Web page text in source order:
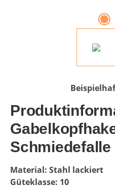
Schmiedefalle
Material: Stahl lackiert
Güteklasse: 10